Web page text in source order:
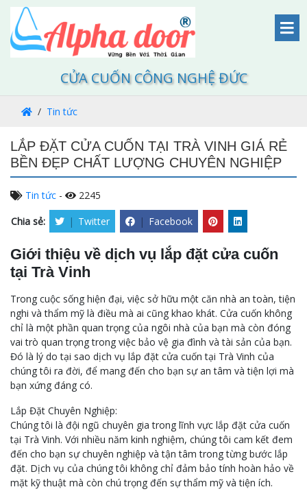
CỬA CUỐN CÔNG NGHỆ ĐỨC
Tin tức
LẮP ĐẶT CỬA CUỐN TẠI TRÀ VINH GIÁ RẺ
BỀN ĐẸP CHẤT LƯỢNG CHUYÊN NGHIỆP
Tin tức -
2245
Chia sẻ:
| Twitter | Facebook
Giới thiệu về dịch vụ lắp đặt cửa cuốn
tại Trà Vinh
Trong cuộc sống hiện đại, việc sở hữu một căn nhà an toàn, tiện
nghi và thẩm mỹ là điều mà ai cũng khao khát. Cửa cuốn không
chỉ là một phần quan trọng của ngôi nhà của bạn mà còn đóng
vai trò quan trọng trong việc bảo vệ gia đình và tài sản của bạn.
Đó là lý do tại sao dịch vụ lắp đặt cửa cuốn tại Trà Vinh của
chúng tôi ra đời, để mang đến cho bạn sự an tâm và tiện lợi mà
bạn xứng đáng có.
Lắp Đặt Chuyên Nghiệp:
Chúng tôi là đội ngũ chuyên gia trong lĩnh vực lắp đặt cửa cuốn
tại Trà Vinh. Với nhiều năm kinh nghiệm, chúng tôi cam kết đem
đến cho bạn sự chuyên nghiệp và tận tâm trong từng bước lắp
đặt. Dịch vụ của chúng tôi không chỉ đảm bảo tính hoàn hảo về
mặt kỹ thuật mà còn chú trọng đến sự thẩm mỹ và tiện ích.